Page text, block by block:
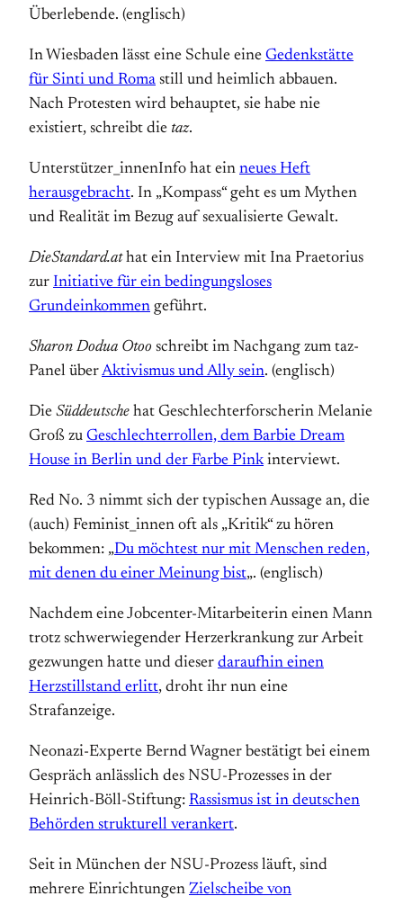
Überlebende. (englisch)
In Wiesbaden lässt eine Schule eine Gedenkstätte
für Sinti und Roma still und heimlich abbauen.
Nach Protesten wird behauptet, sie habe nie
existiert, schreibt die taz.
Unterstützer_innenInfo hat ein neues Heft
herausgebracht. In „Kompass“ geht es um Mythen
und Realität im Bezug auf sexualisierte Gewalt.
DieStandard.athat ein Interview mit Ina Praetorius
zur Initiative für ein bedingungsloses
Grundeinkommen geführt.
Sharon Dodua Otoo schreibt im Nachgang zum taz-
Panel überAktivismus und Ally sein. (englisch)
Die Süddeutsche hat Geschlechterforscherin Melanie
Groß zu Geschlechterrollen, dem Barbie Dream
House in Berlin und der Farbe Pinkinterviewt.
Red No. 3 nimmt sich der typischen Aussage an, die
(auch) Feminist_innen oft als „Kritik“ zu hören
bekommen: „Du möchtest nur mit Menschen reden,
mit denen du einer Meinung bist„. (englisch)
Nachdem eine Jobcenter-Mitarbeiterin einen Mann
trotz schwerwiegender Herzerkrankung zur Arbeit
gezwungen hatte und dieser daraufhin einen
Herzstillstand erlitt, droht ihr nun eine
Strafanzeige.
Neonazi-Experte Bernd Wagner bestätigt bei einem
Gespräch anlässlich des NSU-Prozesses in der
Heinrich-Böll-Stiftung: Rassismus ist in deutschen
Behörden strukturell verankert.
Seit in München der NSU-Prozess läuft, sind
mehrere Einrichtungen Zielscheibe von